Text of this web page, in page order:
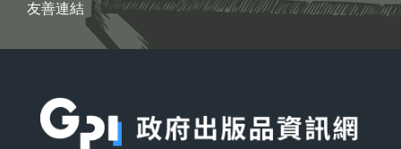
友善連結